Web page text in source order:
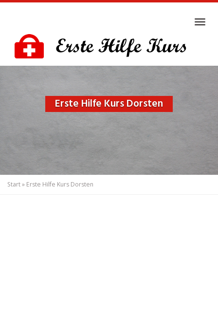
content
Erste Hilfe Kurs Dorsten
Start» Erste Hilfe Kurs Dorsten